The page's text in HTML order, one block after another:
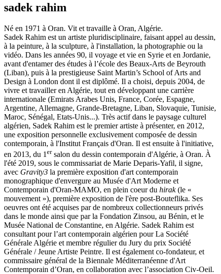
sadek rahim
Né en 1971 à Oran. Vit et travaille à Oran, Algérie.
Sadek Rahim est un artiste pluridisciplinaire, faisant appel au dessin,
à la peinture, à la sculpture, à l'installation, la photographie ou la
vidéo. Dans les années 90, il voyage et vie en Syrie et en Jordanie,
avant d'entamer des études à l’école des Beaux-Arts de Beyrouth
(Liban), puis à la prestigieuse Saint Martin’s School of Arts and
Design à London dont il est diplômé. Il a choisi, depuis 2004, de
vivre et travailler en Algérie, tout en développant une carrière
internationale (Emirats Arabes Unis, France, Corée, Espagne,
Argentine, Allemagne, Grande-Bretagne, Liban, Slovaquie, Tunisie,
Maroc, Sénégal, Etats-Unis...). Très actif dans le paysage culturel
algérien, Sadek Rahim est le premier artiste à présenter, en 2012,
une exposition personnelle exclusivement composée de dessin
contemporain, à l'Institut Français d'Oran. Il est ensuite à l'initiative,
en 2013, du 1 ersalon du dessin contemporain d'Algérie, à Oran. À
l'été 2019, sous le commissariat de Marie Deparis-Yafil, il signe,
avec Gravity3 la première exposition d'art contemporain
monographique d'envergure au Musée d'Art Moderne et
Contemporain d'Oran-MAMO, en plein coeur du hirak(le «
mouvement »), première exposition de l'ère post-Bouteflika. Ses
oeuvres ont été acquises par de nombreux collectionneurs privés
dans le monde ainsi que par la Fondation Zinsou, au Bénin, et le
Musée National de Constantine, en Algérie. Sadek Rahim est
consultant pour l’art contemporain algérien pour La Société
Générale Algérie et membre régulier du Jury du prix Société
Générale / Jeune Artiste Peintre. Il est également co-fondateur, et
commissaire général de la Biennale Méditerranéenne d'Art
Contemporain d’Oran, en collaboration avec l’association Civ-Oeil.